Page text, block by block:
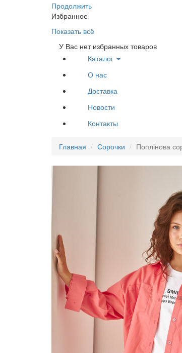
Продолжить
Избранное
Показать всё
У Вас нет избранных товаров
Каталог
О нас
Доставка
Новости
Контакты
Главная Сорочки Поплінова